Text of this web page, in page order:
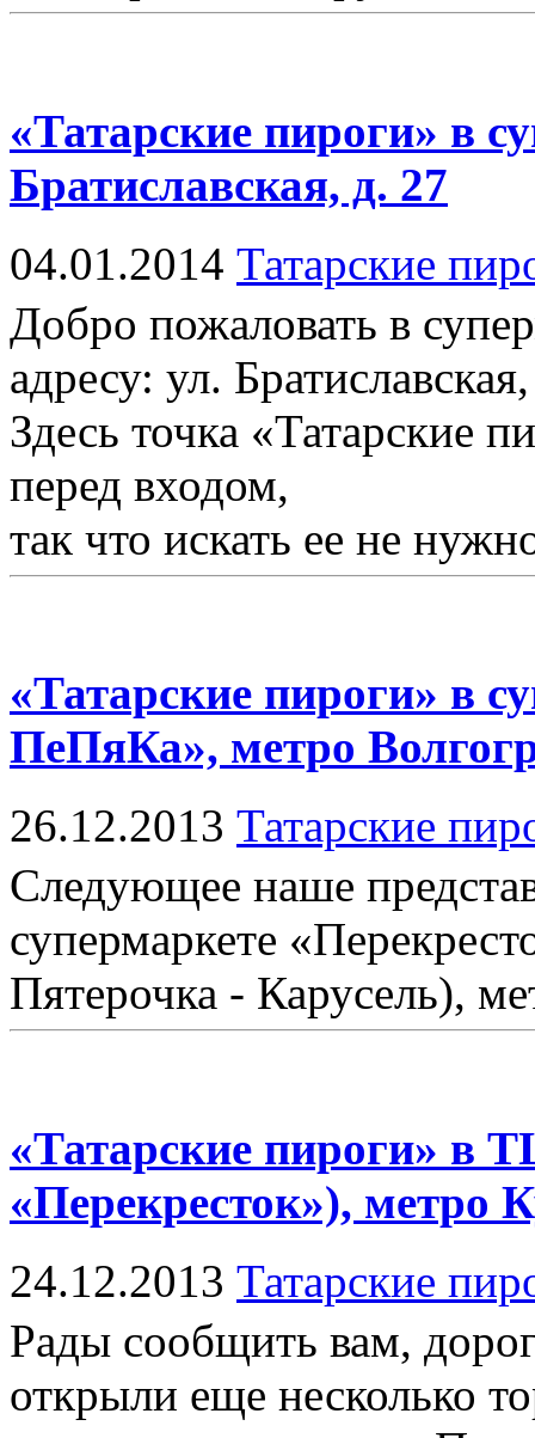
«Татарские пироги» в
Братиславская, д. 27
04.01.2014 Татарские
Добро пожаловать в
адресу: ул.
Здесь точка «Татарские
перед входом,
так что искать ее не
«Татарские пироги» в
ПеПяКа», метро
26.12.2013 Татарские
Следующее наше
супермаркете
Пятерочка - Карусель),
«Татарские пироги» в
«Перекресток»), метро
24.12.2013 Татарские
Рады сообщить вам,
открыли еще несколько